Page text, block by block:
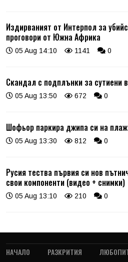
Издирваният от Интерпол за
проговори от Южна Африка
05 Aug 14:10 1141 0
Скандал с подплънки за сутиени
05 Aug 13:50 672 0
Шофьор паркира джипа си на
05 Aug 13:30 812 0
Русия тества първия си нов
свои компоненти (видео + снимки)
05 Aug 13:10 210 0
НАЧАЛО РАЗКРИТИЯ